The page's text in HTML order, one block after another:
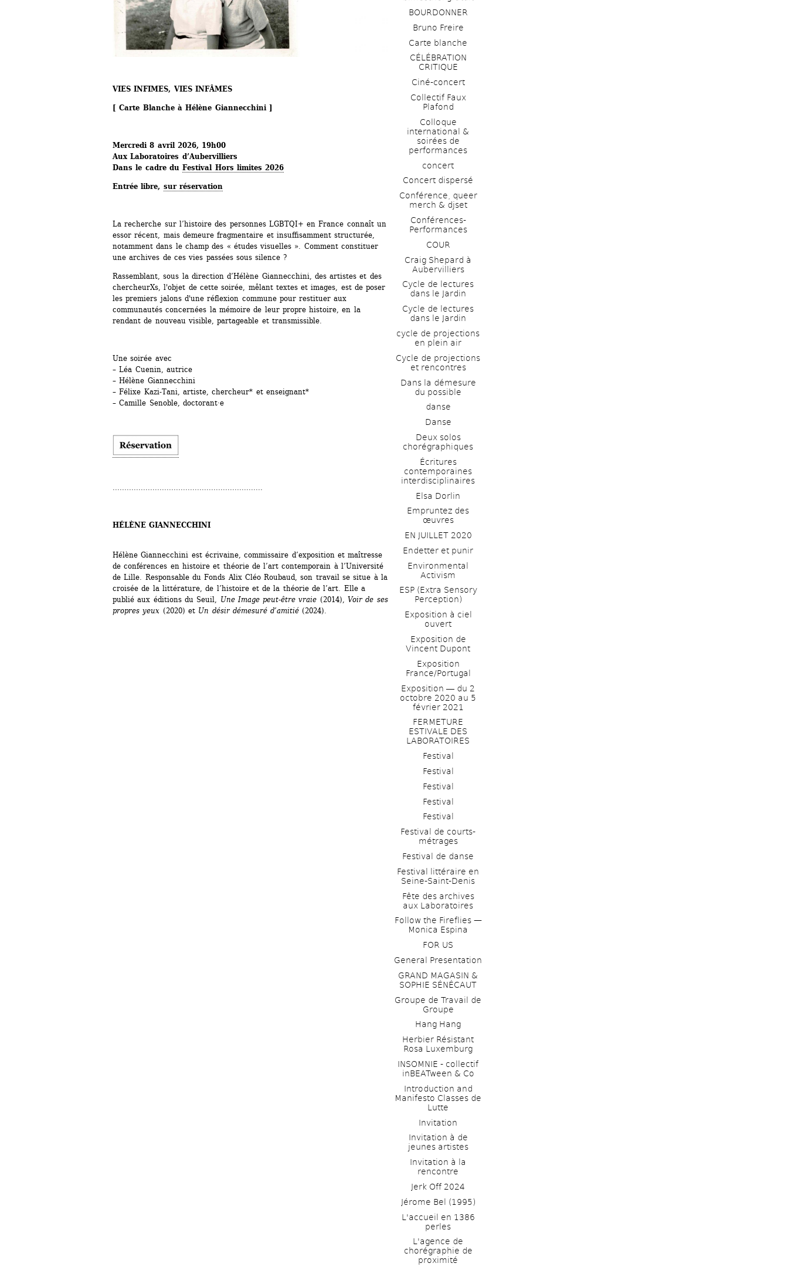
VIES INFIMES, VIES INFÂMES
[ Carte Blanche à Hélène Giannecchini ]
Mercredi 8 avril 2026, 19h00
Aux Laboratoires d’Aubervilliers
Dans le cadre du Festival Hors limites 2026
Entrée libre, sur réservation
La recherche sur l’histoire des personnes LGBTQI+ en France connaît un
essor récent, mais demeure fragmentaire et insuffisamment structurée,
notamment dans le champ des « études visuelles ». Comment constituer
une archives de ces vies passées sous silence ?
Rassemblant, sous la direction d’Hélène Giannecchini, des artistes et des
chercheurXs, l'objet de cette soirée, mêlant textes et images, est de poser
les premiers jalons d'une réflexion commune pour restituer aux
communautés concernées la mémoire de leur propre histoire, en la
rendant de nouveau visible, partageable et transmissible.
Une soirée avec
– Léa Cuenin, autrice
– Hélène Giannecchini
– Félixe Kazi-Tani, artiste, chercheur* et enseignant*
– Camille Senoble, doctorant·e
HÉLÈNE GIANNECCHINI
Hélène Giannecchini est écrivaine, commissaire d’exposition et maîtresse
de conférences en histoire et théorie de l’art contemporain à l’Université
de Lille. Responsable du Fonds Alix Cléo Roubaud, son travail se situe à la
croisée de la littérature, de l’histoire et de la théorie de l’art. Elle a
publié aux éditions du Seuil, Une Image peut-être vraie (2014), Voir de ses
propres yeux (2020) et Un désir démesuré d’amitié (2024).
BOURDONNER
Bruno Freire
Carte blanche
CÉLÉBRATION
CRITIQUE
Ciné-concert
Collectif Faux
Plafond
Colloque
international &
soirées de
performances
concert
Concert dispersé
Conférence, queer
merch & djset
Conférences-
Performances
COUR
Craig Shepard à
Aubervilliers
Cycle de lectures
dans le Jardin
Cycle de lectures
dans le Jardin
cycle de projections
en plein air
Cycle de projections
et rencontres
Dans la démesure
du possible
danse
Danse
Deux solos
chorégraphiques
Écritures
contemporaines
interdisciplinaires
Elsa Dorlin
Empruntez des
œuvres
EN JUILLET 2020
Endetter et punir
Environmental
Activism
ESP (Extra Sensory
Perception)
Exposition à ciel
ouvert
Exposition de
Vincent Dupont
Exposition
France/Portugal
Exposition ― du 2
octobre 2020 au 5
février 2021
FERMETURE
ESTIVALE DES
LABORATOIRES
Festival
Festival
Festival
Festival
Festival
Festival de courts-
métrages
Festival de danse
Festival littéraire en
Seine-Saint-Denis
Fête des archives
aux Laboratoires
Follow the Fireflies —
Monica Espina
FOR US
General Presentation
GRAND MAGASIN &
SOPHIE SÉNÉCAUT
Groupe de Travail de
Groupe
Hang Hang
Herbier Résistant
Rosa Luxemburg
INSOMNIE - collectif
inBEATween & Co
Introduction and
Manifesto Classes de
Lutte
Invitation
Invitation à de
jeunes artistes
Invitation à la
rencontre
Jerk Off 2024
Jérome Bel (1995)
L'accueil en 1386
perles
L'agence de
chorégraphie de
proximité